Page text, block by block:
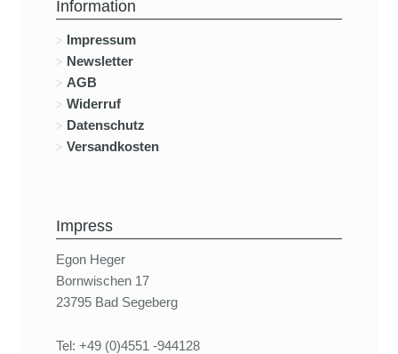
Information
Impressum
Newsletter
AGB
Widerruf
Datenschutz
Versandkosten
Impress
Egon Heger
Bornwischen 17
23795 Bad Segeberg
Tel: +49 (0)4551 -944128